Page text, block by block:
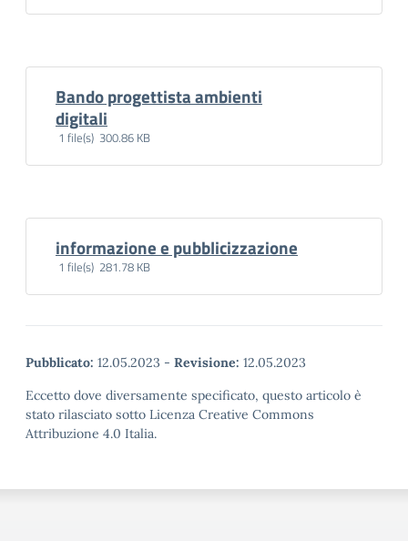
Bando progettista ambienti
digitali
1 file(s) 300.86 KB
informazione e pubblicizzazione
1 file(s) 281.78 KB
Pubblicato: 12.05.2023 - Revisione: 12.05.2023
Eccetto dove diversamente specificato, questo articolo è
stato rilasciato sotto Licenza Creative Commons
Attribuzione 4.0 Italia.